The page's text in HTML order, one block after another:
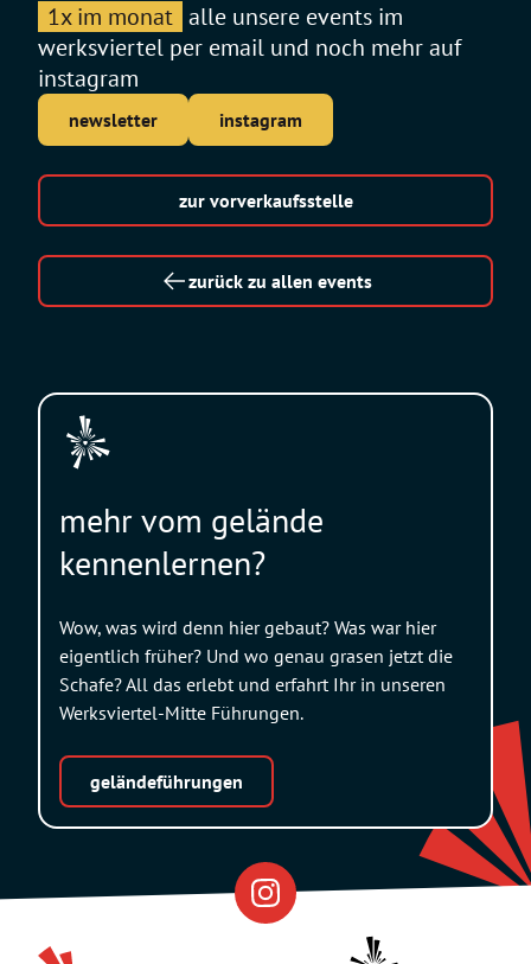
1x im monat alle unsere events im
werksviertel per email und noch mehr auf
instagram
newsletter instagram
zur vorverkaufsstelle
zurück zu allen events
mehr vom gelände
kennenlernen?
Wow, was wird denn hier gebaut? Was war hier
eigentlich früher? Und wo genau grasen jetzt die
Schafe? All das erlebt und erfahrt Ihr in unseren
Werksviertel-Mitte Führungen.
geländeführungen